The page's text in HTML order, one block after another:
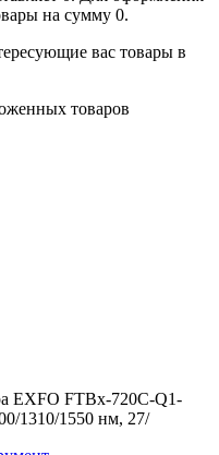
на сумму 0.
вас товары в
товаров
EXFO FTBx-720C-Q1-
1310/1550 нм, 27/